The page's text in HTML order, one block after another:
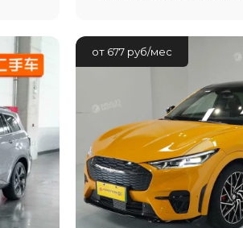
от 677 руб/мес